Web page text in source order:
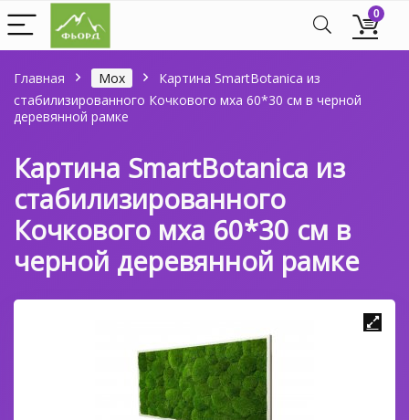
0
Главная Мох
Картина SmartBotanica из
стабилизированного Кочкового мха 60*30 см в черной
деревянной рамке
Картина SmartBotanica из
стабилизированного
Кочкового мха 60*30 см в
черной деревянной рамке